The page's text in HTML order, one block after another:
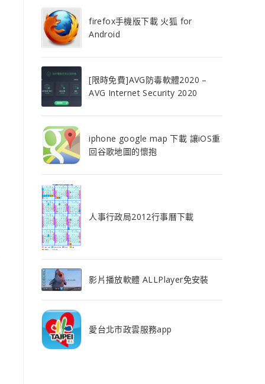
firefox手機版下載 火狐 for
Android
[限時免費]AVG防毒軟體2020 –
AVG Internet Security 2020
iphone google map 下載 讓iOS重
回谷歌地圖的懷抱
人事行政局2012行事曆下載
影片播放軟體 ALLPlayer免安裝
愛台北市政雲服務app